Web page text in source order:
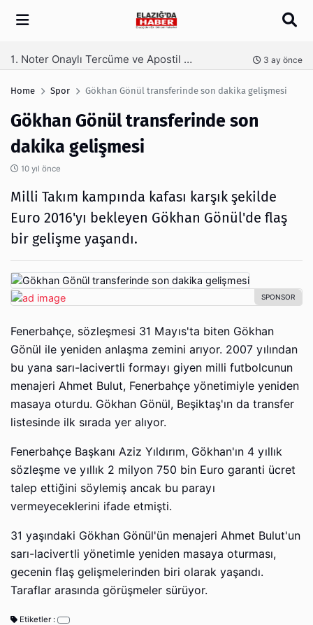
Arama
Kaş Laminasyonu Nedir ve Neden Tercih Edilir? 4 ay önce
Home Spor Gökhan Gönül transferinde son dakika gelişmesi
Gökhan Gönül transferinde son
dakika gelişmesi
10 yıl önce
Milli Takım kampında kafası karşık şekilde
Euro 2016'yı bekleyen Gökhan Gönül'de flaş
bir gelişme yaşandı.
Fenerbahçe, sözleşmesi 31 Mayıs'ta biten Gökhan
Gönül ile yeniden anlaşma zemini arıyor. 2007 yılından
bu yana sarı-lacivertli formayı giyen milli futbolcunun
menajeri Ahmet Bulut, Fenerbahçe yönetimiyle yeniden
masaya oturdu. Gökhan Gönül, Beşiktaş'ın da transfer
listesinde ilk sırada yer alıyor.
Fenerbahçe Başkanı Aziz Yıldırım, Gökhan'ın 4 yıllık
sözleşme ve yıllık 2 milyon 750 bin Euro garanti ücret
talep ettiğini söylemiş ancak bu parayı
vermeyeceklerini ifade etmişti.
31 yaşındaki Gökhan Gönül'ün menajeri Ahmet Bulut'un
sarı-lacivertli yönetimle yeniden masaya oturması,
gecenin flaş gelişmelerinden biri olarak yaşandı.
Taraflar arasında görüşmeler sürüyor.
Etiketler :